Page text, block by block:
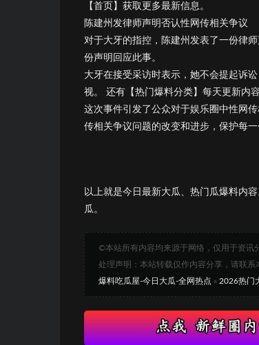
【首页】获取更多最新信息。
陈建州发律师声明否认性网传相关争议
对于大牙的指控，陈建州发表了一份律
份声明回应此事。
大牙在接受采访时表示，她不会提起诉
视。 还有【热门爆料分类】每天更新内容
这次事件引发了公众对于娱乐圈中性网
传相关争议问题的改变和进步，保护每一
以上就是今日最新大瓜、热门瓜爆料内
瓜。
©本站所有内容均来源于网络，仅用于资讯
处理声明：本站转载仅作内容分享，请联系
爆料吃瓜屋-今日大瓜-全网热点 » 2026热门